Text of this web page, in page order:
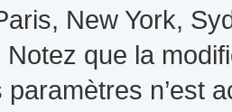
New York,
Notez que la
n’est